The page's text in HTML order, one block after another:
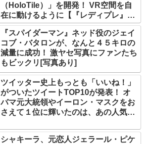
（HoloTile）」を開発！ VR空間を自
在に動けるように【『レディプレ』実
現への大きな一歩？】
『スパイダーマン』ネッド役のジェイ
コブ・バタロンが、なんと４５キロの
減量に成功！ 激ヤセ写真にファンたち
もビックリ[写真あり]
ツイッター史上もっとも「いいね！」
がついたツイートTOP10が発表！ オ
バマ元大統領やイーロン・マスクをお
さえて１位に輝いたのは、あの人気俳
シャキーラ、元恋人ジェラール・ピケ